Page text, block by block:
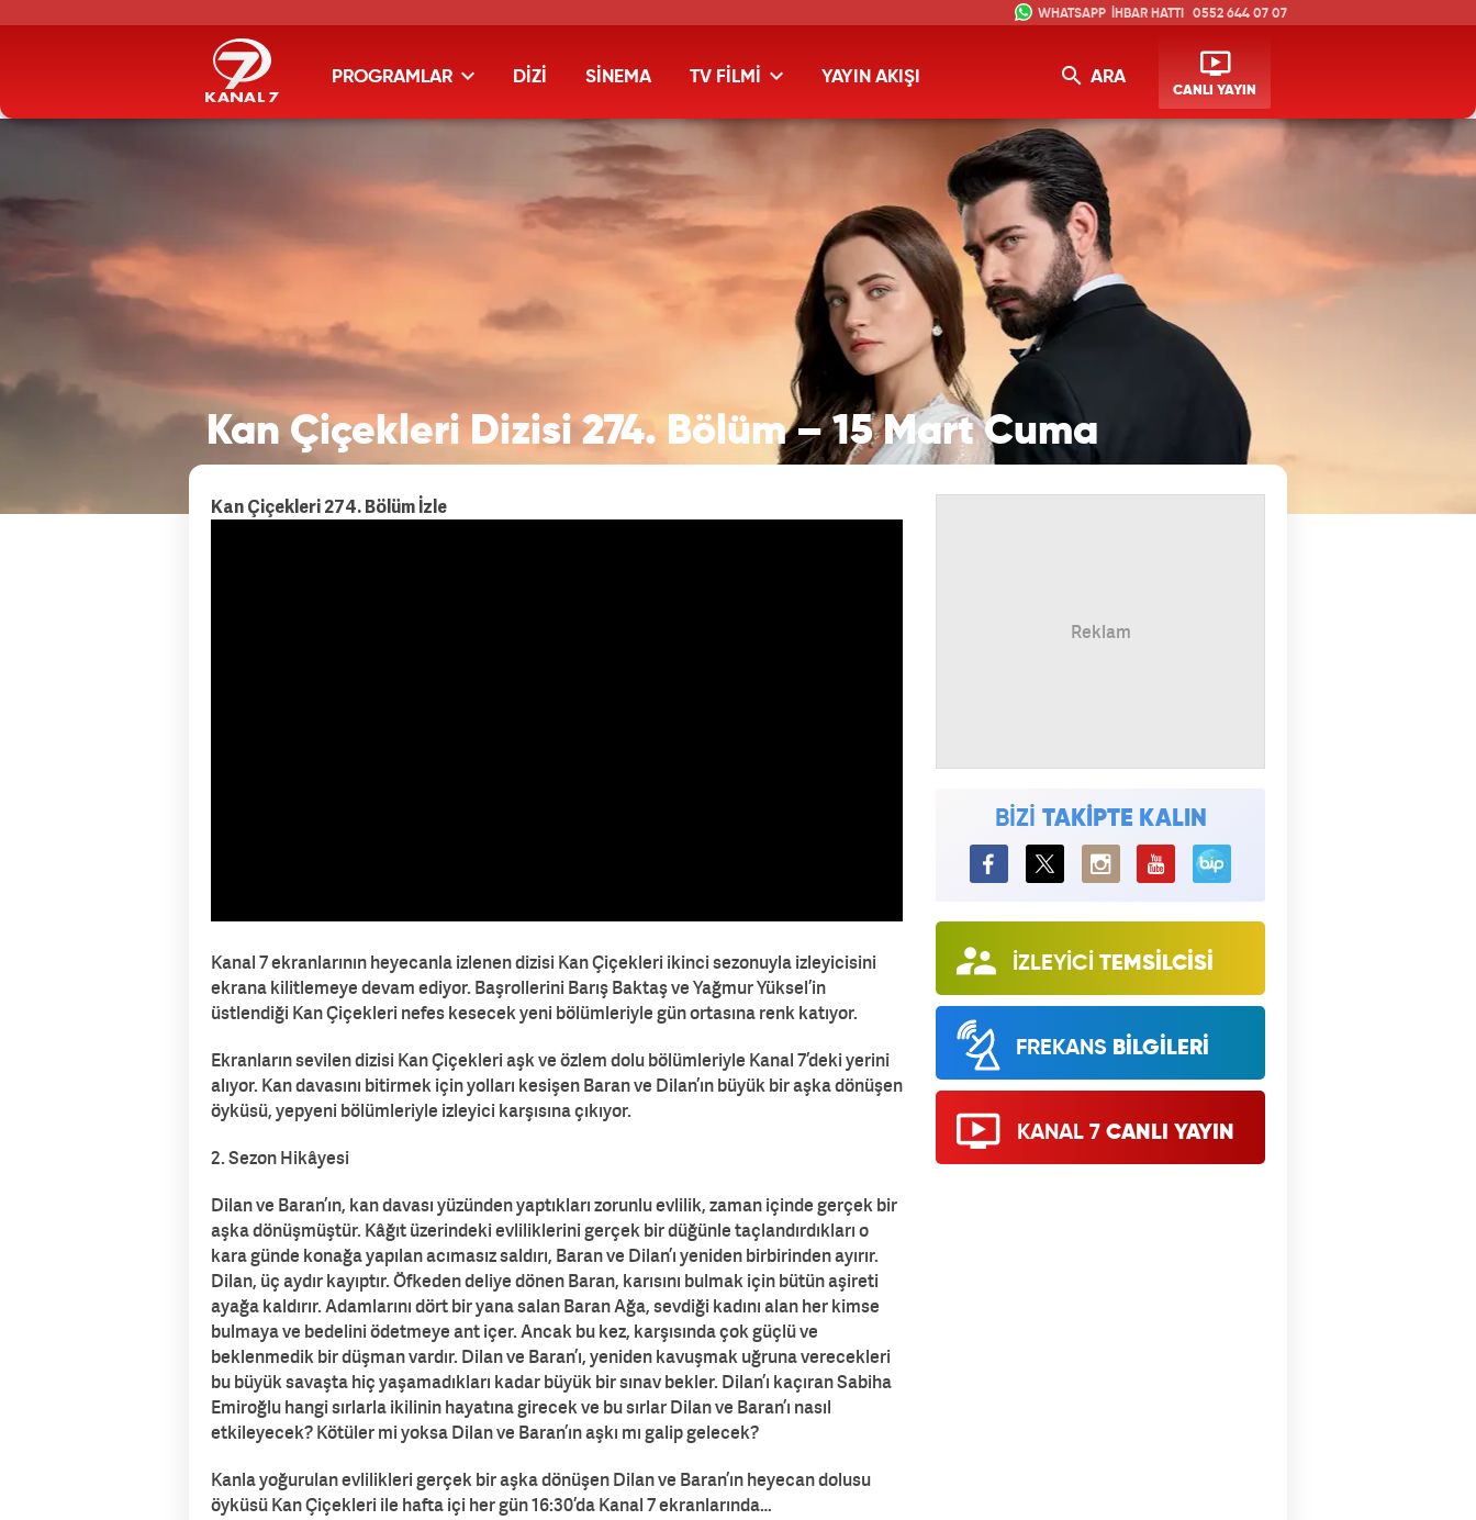
PROGRAMLAR DİZİ SİNEMA TV FİLMİ YAYIN AKIŞI ARA
CANLI YAYIN
İHBAR HATTI 0552 644 07 07
Kan Çiçekleri Dizisi 274. Bölüm – 15 Mart Cuma
Kan Çiçekleri 274. Bölüm İzle
Kanal 7 ekranlarının heyecanla izlenen dizisi Kan Çiçekleri ikinci sezonuyla izleyicisini
ekrana kilitlemeye devam ediyor. Başrollerini Barış Baktaş ve Yağmur Yüksel’in
üstlendiği Kan Çiçekleri nefes kesecek yeni bölümleriyle gün ortasına renk katıyor.
Ekranların sevilen dizisi Kan Çiçekleri aşk ve özlem dolu bölümleriyle Kanal 7’deki yerini
alıyor. Kan davasını bitirmek için yolları kesişen Baran ve Dilan’ın büyük bir aşka dönüşen
öyküsü, yepyeni bölümleriyle izleyici karşısına çıkıyor.
2. Sezon Hikâyesi
Dilan ve Baran’ın, kan davası yüzünden yaptıkları zorunlu evlilik, zaman içinde gerçek bir
aşka dönüşmüştür. Kâğıt üzerindeki evliliklerini gerçek bir düğünle taçlandırdıkları o
kara günde konağa yapılan acımasız saldırı, Baran ve Dilan’ı yeniden birbirinden ayırır.
Dilan, üç aydır kayıptır. Öfkeden deliye dönen Baran, karısını bulmak için bütün aşireti
ayağa kaldırır. Adamlarını dört bir yana salan Baran Ağa, sevdiği kadını alan her kimse
bulmaya ve bedelini ödetmeye ant içer. Ancak bu kez, karşısında çok güçlü ve
beklenmedik bir düşman vardır. Dilan ve Baran’ı, yeniden kavuşmak uğruna verecekleri
bu büyük savaşta hiç yaşamadıkları kadar büyük bir sınav bekler. Dilan’ı kaçıran Sabiha
Emiroğlu hangi sırlarla ikilinin hayatına girecek ve bu sırlar Dilan ve Baran’ı nasıl
etkileyecek? Kötüler mi yoksa Dilan ve Baran’ın aşkı mı galip gelecek?
Kanla yoğurulan evlilikleri gerçek bir aşka dönüşen Dilan ve Baran’ın heyecan dolusu
öyküsü Kan Çiçekleri ile hafta içi her gün 16:30’da Kanal 7 ekranlarında…
BİZİ TAKİPTE KALIN
BiP
İZLEYİCİ TEMSİLCİSİ
FREKANS BİLGİLERİ
KANAL 7 CANLI YAYIN